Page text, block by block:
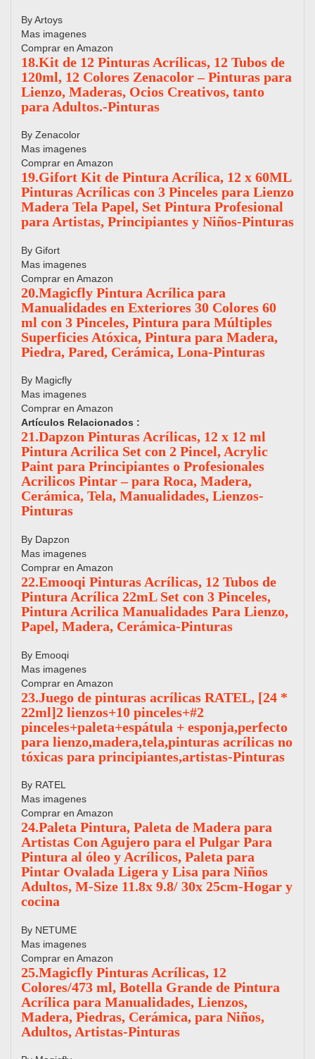
By Artoys
Mas imagenes
Comprar en Amazon
18.Kit de 12 Pinturas Acrílicas, 12 Tubos de
120ml, 12 Colores Zenacolor – Pinturas para
Lienzo, Maderas, Ocios Creativos, tanto
para Adultos.-Pinturas
By Zenacolor
Mas imagenes
Comprar en Amazon
19.Gifort Kit de Pintura Acrílica, 12 x 60ML
Pinturas Acrílicas con 3 Pinceles para Lienzo
Madera Tela Papel, Set Pintura Profesional
para Artistas, Principiantes y Niños-Pinturas
By Gifort
Mas imagenes
Comprar en Amazon
20.Magicfly Pintura Acrílica para
Manualidades en Exteriores 30 Colores 60
ml con 3 Pinceles, Pintura para Múltiples
Superficies Atóxica, Pintura para Madera,
Piedra, Pared, Cerámica, Lona-Pinturas
By Magicfly
Mas imagenes
Comprar en Amazon
Artículos Relacionados :
21.Dapzon Pinturas Acrílicas, 12 x 12 ml
Pintura Acrilica Set con 2 Pincel, Acrylic
Paint para Principiantes o Profesionales
Acrilicos Pintar – para Roca, Madera,
Cerámica, Tela, Manualidades, Lienzos-
Pinturas
By Dapzon
Mas imagenes
Comprar en Amazon
22.Emooqi Pinturas Acrílicas, 12 Tubos de
Pintura Acrílica 22mL Set con 3 Pinceles,
Pintura Acrilica Manualidades Para Lienzo,
Papel, Madera, Cerámica-Pinturas
By Emooqi
Mas imagenes
Comprar en Amazon
23.Juego de pinturas acrílicas RATEL, [24 *
22ml]2 lienzos+10 pinceles+#2
pinceles+paleta+espátula + esponja,perfecto
para lienzo,madera,tela,pinturas acrílicas no
tóxicas para principiantes,artistas-Pinturas
By RATEL
Mas imagenes
Comprar en Amazon
24.Paleta Pintura, Paleta de Madera para
Artistas Con Agujero para el Pulgar Para
Pintura al óleo y Acrílicos, Paleta para
Pintar Ovalada Ligera y Lisa para Niños
Adultos, M-Size 11.8x 9.8/ 30x 25cm-Hogar y
cocina
By NETUME
Mas imagenes
Comprar en Amazon
25.Magicfly Pinturas Acrílicas, 12
Colores/473 ml, Botella Grande de Pintura
Acrílica para Manualidades, Lienzos,
Madera, Piedras, Cerámica, para Niños,
Adultos, Artistas-Pinturas